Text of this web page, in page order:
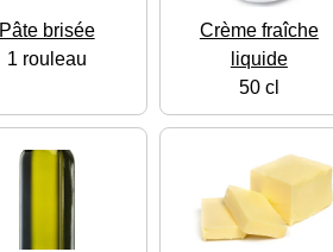
Pâte brisée
1 rouleau
Crème fraîche
liquide
50 cl